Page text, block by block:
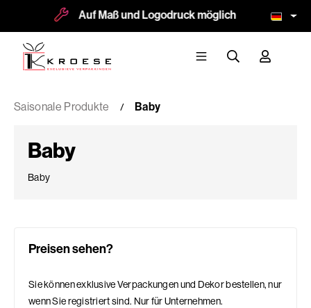
Auf Maß und Logodruck möglich Mehr
Saisonale Produkte Baby
Baby
Baby
Preisen sehen?
Sie können exklusive Verpackungen und Dekor bestellen, nur
wenn Sie registriert sind. Nur für Unternehmen.